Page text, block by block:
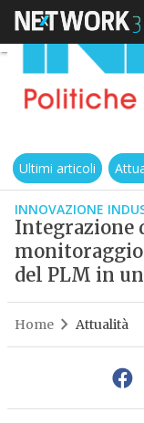
Ultimi articoli
INNOVAZIONE
Integrazione
del PLM in
Home Attualità